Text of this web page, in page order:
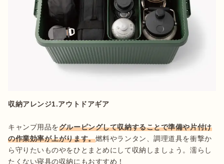
収納アレンジ1.アウトドアギア
キャンプ用品をグルーピングして収納することで準備や片付け
の作業効率が上がります。燃料やランタン、調理道具を衝撃か
ら守りたいものやをひとまとめにして収納しましょう。濡らし